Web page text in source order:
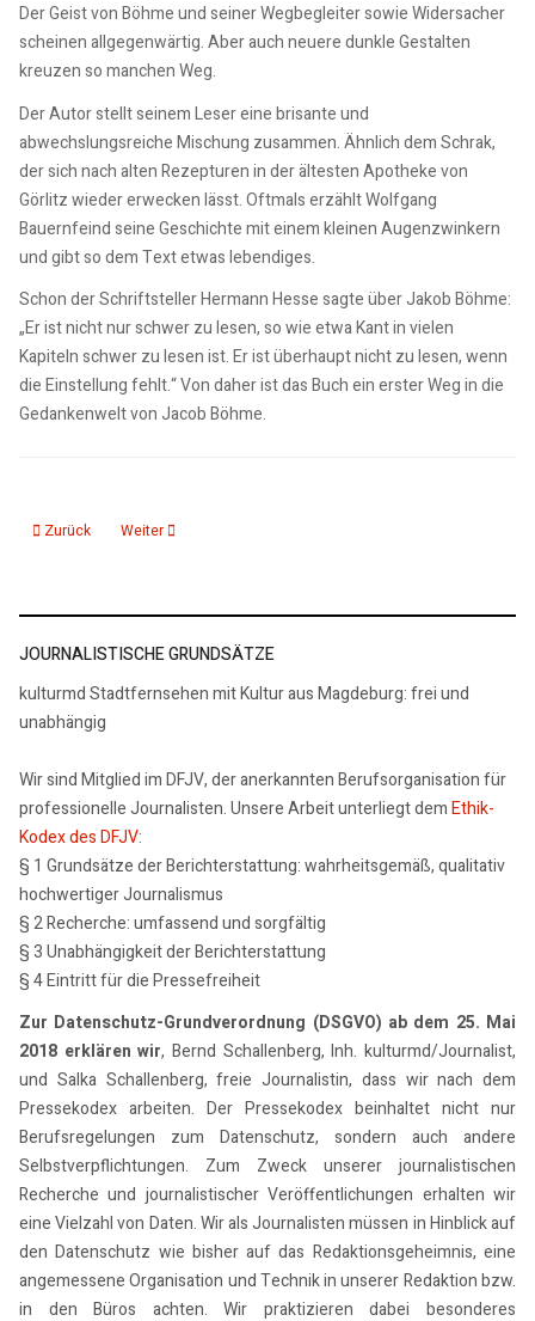
Der Geist von Böhme und seiner Wegbegleiter sowie Widersacher
scheinen allgegenwärtig. Aber auch neuere dunkle Gestalten
kreuzen so manchen Weg.
Der Autor stellt seinem Leser eine brisante und
abwechslungsreiche Mischung zusammen. Ähnlich dem Schrak,
der sich nach alten Rezepturen in der ältesten Apotheke von
Görlitz wieder erwecken lässt. Oftmals erzählt Wolfgang
Bauernfeind seine Geschichte mit einem kleinen Augenzwinkern
und gibt so dem Text etwas lebendiges.
Schon der Schriftsteller Hermann Hesse sagte über Jakob Böhme:
„Er ist nicht nur schwer zu lesen, so wie etwa Kant in vielen
Kapiteln schwer zu lesen ist. Er ist überhaupt nicht zu lesen, wenn
die Einstellung fehlt.“ Von daher ist das Buch ein erster Weg in die
Gedankenwelt von Jacob Böhme.
Vorheriger Beitrag: Rezension Christian Hardinghaus „Ferdinand
Zurück Nächster Beitrag: Magdeburg. Kleine Stadtgeschichte
Weiter
JOURNALISTISCHE GRUNDSÄTZE
kulturmd Stadtfernsehen mit Kultur aus Magdeburg: frei und
unabhängig
Wir sind Mitglied im DFJV, der anerkannten Berufsorganisation für
professionelle Journalisten. Unsere Arbeit unterliegt demEthik-
Kodex des DFJV:
§ 1 Grundsätze der Berichterstattung: wahrheitsgemäß, qualitativ
hochwertiger Journalismus
§ 2 Recherche: umfassend und sorgfältig
§ 3 Unabhängigkeit der Berichterstattung
§ 4 Eintritt für die Pressefreiheit
Zur Datenschutz-Grundverordnung (DSGVO) ab dem 25. Mai
2018 erklären wir, Bernd Schallenberg, Inh. kulturmd/Journalist,
und Salka Schallenberg, freie Journalistin, dass wir nach dem
Pressekodex arbeiten. Der Pressekodex beinhaltet nicht nur
Berufsregelungen zum Datenschutz, sondern auch andere
Selbstverpflichtungen. Zum Zweck unserer journalistischen
Recherche und journalistischer Veröffentlichungen erhalten wir
eine Vielzahl von Daten. Wir als Journalisten müssen in Hinblick auf
den Datenschutz wie bisher auf das Redaktionsgeheimnis, eine
angemessene Organisation und Technik in unserer Redaktion bzw.
in den Büros achten. Wir praktizieren dabei besonderes